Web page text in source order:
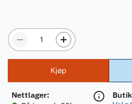
Kjøp
Nettlager: